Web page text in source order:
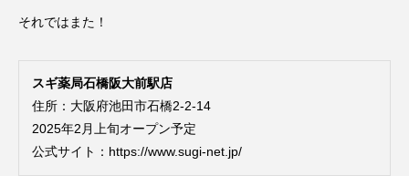
それではまた！
スギ薬局石橋阪大前駅店
住所：大阪府池田市石橋2-2-14
2025年2月上旬オープン予定
公式サイト： https://www.sugi-net.jp/